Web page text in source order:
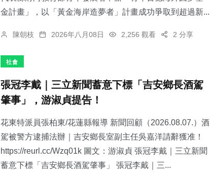
金計畫」，以「黃金海岸造夢者」計畫成功爭取到超過新...
陳朝枝 2026年八月08日 2,256 觀看 2 分享
社會
張冠李戴｜三立新聞蓄意下標「吉安鄉長酒駕
肇事」，游淑貞提告！
花東特派員張柏東/花蓮縣報導 新聞回顧（2026.08.07.）酒
駕被警方逮捕法辦｜吉安鄉長室副主任吳嘉洋請辭獲准！
https://reurl.cc/Wzq01k 圖文：游淑貞 張冠李戴｜三立新聞
蓄意下標「吉安鄉長酒駕肇事」 張冠李戴｜三...